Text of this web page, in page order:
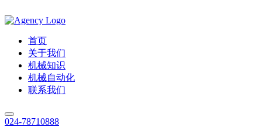
首页
关于我们
机械知识
机械自动化
联系我们
024-78710888